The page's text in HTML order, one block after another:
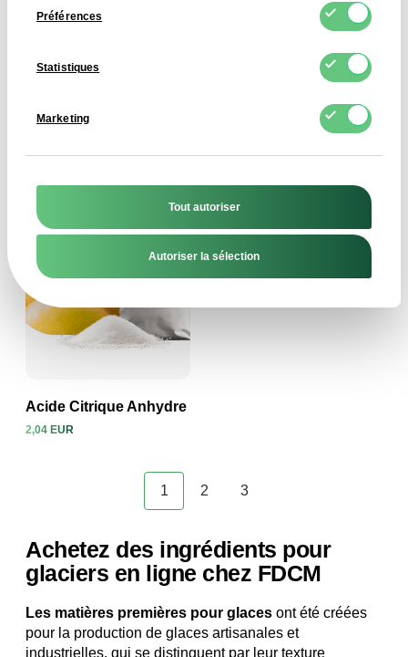
Préférences
Statistiques
Marketing
Tout autoriser
Autoriser la sélection
Voir le produit
Soja
Voir le produit
Acide Citrique Anhydre
2,04 EUR
1 2 3
Achetez des ingrédients pour
glaciers en ligne chez FDCM
Les matières premières pour glaces ont été créées
pour la production de glaces artisanales et
industrielles, qui se distinguent par leur texture